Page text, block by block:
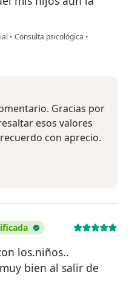
• Consulta psicológica •
Gracias por
esos valores
con aprecio.
los.niños..
bien al salir de